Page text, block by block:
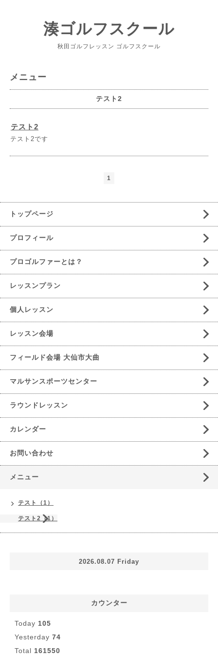
湊ゴルフスクール
秋田ゴルフレッスン ゴルフスクール
メニュー
テスト2
テスト2
テスト2です
1
トップページ
プロフィール
プロゴルファーとは？
レッスンプラン
個人レッスン
レッスン会場
フィールド会場 大仙市大曲
マルサンスポーツセンター
ラウンドレッスン
カレンダー
お問い合わせ
メニュー
テスト（1）
テスト2（1）
2026.08.07 Friday
カウンター
Today 105
Yesterday 74
Total 161550